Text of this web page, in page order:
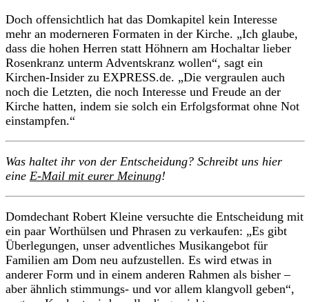
Doch offensichtlich hat das Domkapitel kein Interesse
mehr an moderneren Formaten in der Kirche. „Ich glaube,
dass die hohen Herren statt Höhnern am Hochaltar lieber
Rosenkranz unterm Adventskranz wollen“, sagt ein
Kirchen-Insider zu EXPRESS.de. „Die vergraulen auch
noch die Letzten, die noch Interesse und Freude an der
Kirche hatten, indem sie solch ein Erfolgsformat ohne Not
einstampfen.“
Was haltet ihr von der Entscheidung? Schreibt uns hier
eine E-Mail mit eurer Meinung!
Domdechant Robert Kleine versuchte die Entscheidung mit
ein paar Worthülsen und Phrasen zu verkaufen: „Es gibt
Überlegungen, unser adventliches Musikangebot für
Familien am Dom neu aufzustellen. Es wird etwas in
anderer Form und in einem anderen Rahmen als bisher –
aber ähnlich stimmungs- und vor allem klangvoll geben“,